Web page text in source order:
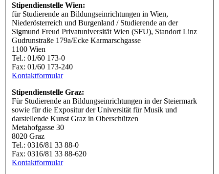
Stipendienstelle Wien:
für Studierende an Bildungseinrichtungen in Wien,
Niederösterreich und Burgenland / Studierende an der
Sigmund Freud Privatuniversität Wien (SFU), Standort Linz
Gudrunstraße 179a/Ecke Karmarschgasse
1100 Wien
Tel.: 01/60 173-0
Fax: 01/60 173-240
Kontaktformular
Stipendienstelle Graz:
Für Studierende an Bildungseinrichtungen in der Steiermark
sowie für die Expositur der Universität für Musik und
darstellende Kunst Graz in Oberschützen
Metahofgasse 30
8020 Graz
Tel.: 0316/81 33 88-0
Fax: 0316/81 33 88-620
Kontaktformular